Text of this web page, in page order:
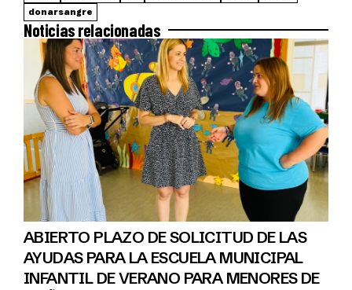
donarsangre
Noticias relacionadas
ABIERTO PLAZO DE SOLICITUD DE LAS
AYUDAS PARA LA ESCUELA MUNICIPAL
INFANTIL DE VERANO PARA MENORES DE